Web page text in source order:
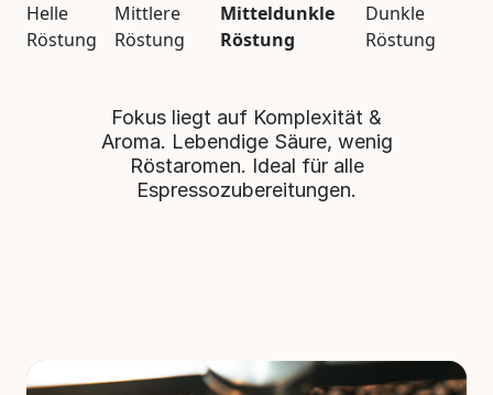
Helle
Röstung
Mittlere
Röstung
Mitteldunkle
Röstung
Dunkle
Röstung
Fokus liegt auf Komplexität &
Aroma. Lebendige Säure, wenig
Röstaromen. Ideal für alle
Espressozubereitungen.